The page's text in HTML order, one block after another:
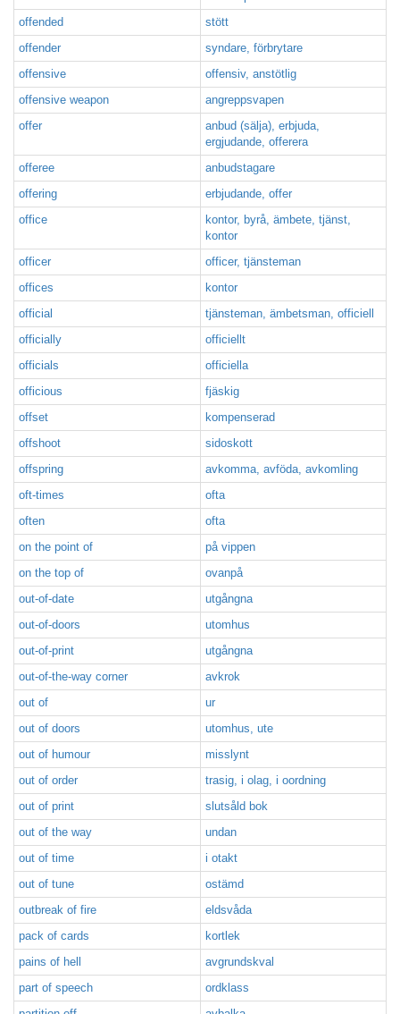
offended
stött
offender
syndare, förbrytare
offensive
offensiv, anstötlig
offensive weapon
angreppsvapen
offer
anbud (sälja), erbjuda,
ergjudande, offerera
offeree
anbudstagare
offering
erbjudande, offer
office
kontor, byrå, ämbete, tjänst,
kontor
officer
officer, tjänsteman
offices
kontor
official
tjänsteman, ämbetsman, officiell
officially
officiellt
officials
officiella
officious
fjäskig
offset
kompenserad
offshoot
sidoskott
offspring
avkomma, avföda, avkomling
oft-times
ofta
often
ofta
on the point of
på vippen
on the top of
ovanpå
out-of-date
utgångna
out-of-doors
utomhus
out-of-print
utgångna
out-of-the-way corner
avkrok
out of
ur
out of doors
utomhus, ute
out of humour
misslynt
out of order
trasig, i olag, i oordning
out of print
slutsåld bok
out of the way
undan
out of time
i otakt
out of tune
ostämd
outbreak of fire
eldsvåda
pack of cards
kortlek
pains of hell
avgrundskval
part of speech
ordklass